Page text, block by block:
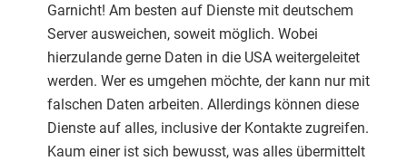
Garnicht! Am besten auf Dienste mit deutschem
Server ausweichen, soweit möglich. Wobei
hierzulande gerne Daten in die USA weitergeleitet
werden. Wer es umgehen möchte, der kann nur mit
falschen Daten arbeiten. Allerdings können diese
Dienste auf alles, inclusive der Kontakte zugreifen.
Kaum einer ist sich bewusst, was alles übermittelt